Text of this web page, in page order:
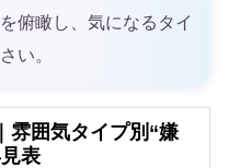
俯瞰し、気になるタイ
い。
雰囲気タイプ別“嫌
表